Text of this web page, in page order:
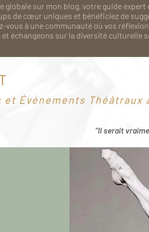
sur mon blog, votre guide expert
de cœur uniques et bénéficiez de
à une communauté où vos
échangeons sur la diversité culturelle
Événements Théâtraux
"Il serait